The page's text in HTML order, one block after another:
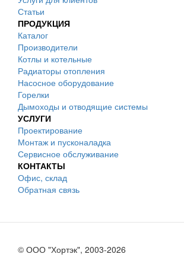
Статьи
ПРОДУКЦИЯ
Каталог
Производители
Котлы и котельные
Радиаторы отопления
Насосное оборудование
Горелки
Дымоходы и отводящие системы
УСЛУГИ
Проектирование
Монтаж и пусконаладка
Сервисное обслуживание
КОНТАКТЫ
Офис, склад
Обратная связь
© ООО "Хортэк", 2003-2026